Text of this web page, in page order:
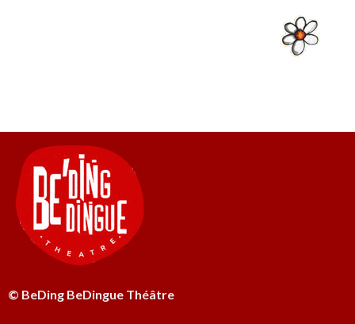
© BeDing BeDingue Théâtre